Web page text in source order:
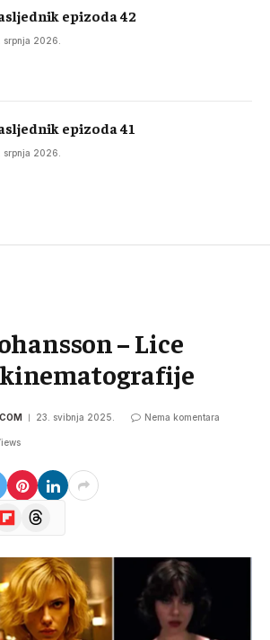
epizoda 42
srpnja 2026.
epizoda 41
srpnja 2026.
– Lice
23. svibnja 2025. Nema komentara
FlipboardThreads